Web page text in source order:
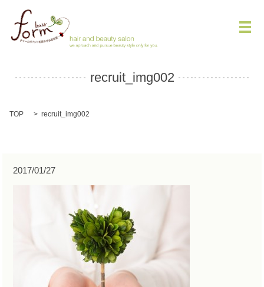
メ
recruit_img002
TOP recruit_img002
2017/01/27